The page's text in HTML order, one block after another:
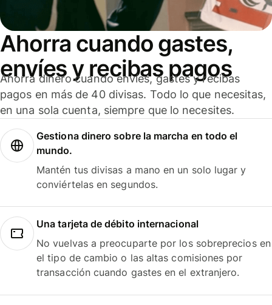
Ahorra cuando gastes,
envíes y recibas pagos
Ahorra dinero cuando envíes, gastes y recibas
pagos en más de 40 divisas. Todo lo que necesitas,
en una sola cuenta, siempre que lo necesites.
Gestiona dinero sobre la marcha en todo el
mundo.
Mantén tus divisas a mano en un solo lugar y
conviértelas en segundos.
Una tarjeta de débito internacional
No vuelvas a preocuparte por los sobreprecios en
el tipo de cambio o las altas comisiones por
transacción cuando gastes en el extranjero.